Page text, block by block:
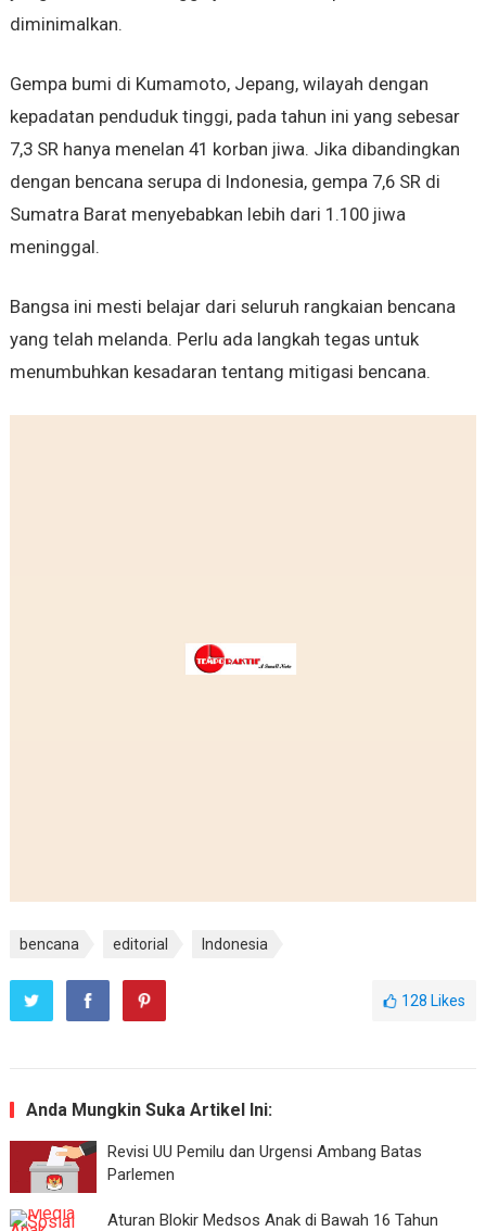
diminimalkan.
Gempa bumi di Kumamoto, Jepang, wilayah dengan
kepadatan penduduk tinggi, pada tahun ini yang sebesar
7,3 SR hanya menelan 41 korban jiwa. Jika dibandingkan
dengan bencana serupa di Indonesia, gempa 7,6 SR di
Sumatra Barat menyebabkan lebih dari 1.100 jiwa
meninggal.
Bangsa ini mesti belajar dari seluruh rangkaian bencana
yang telah melanda. Perlu ada langkah tegas untuk
menumbuhkan kesadaran tentang mitigasi bencana.
bencana editorial Indonesia
128 Likes
Anda Mungkin Suka Artikel Ini:
Revisi UU Pemilu dan Urgensi Ambang Batas
Parlemen
Aturan Blokir Medsos Anak di Bawah 16 Tahun